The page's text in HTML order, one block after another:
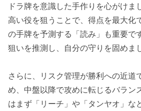
ドラ牌を意識した手作りを心がけま
高い役を狙うことで、得点を最大化
の手牌を予測する「読み」も重要で
狙いを推測し、自分の守りを固めま
さらに、リスク管理が勝利への近道
め、中盤以降で攻めに転じるバラン
はまず「リーチ」や「タンヤオ」な